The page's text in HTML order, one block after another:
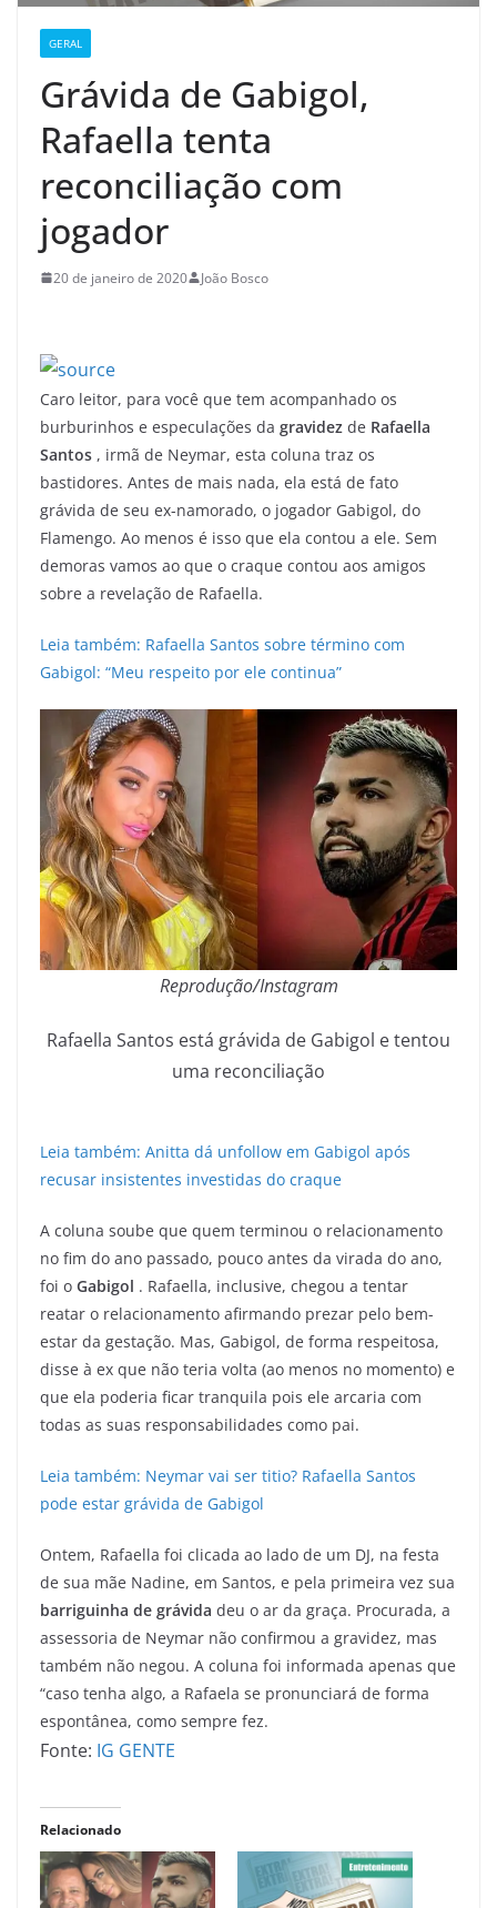
GERAL
Grávida de Gabigol,
Rafaella tenta
reconciliação com
jogador
20 de janeiro de 2020 João Bosco
Caro leitor, para você que tem acompanhado os
burburinhos e especulações da gravidez de Rafaella
Santos , irmã de Neymar, esta coluna traz os
bastidores. Antes de mais nada, ela está de fato
grávida de seu ex-namorado, o jogador Gabigol, do
Flamengo. Ao menos é isso que ela contou a ele. Sem
demoras vamos ao que o craque contou aos amigos
sobre a revelação de Rafaella.
Leia também: Rafaella Santos sobre término com
Gabigol: “Meu respeito por ele continua”
Reprodução/Instagram
Rafaella Santos está grávida de Gabigol e tentou
uma reconciliação
Leia também: Anitta dá unfollow em Gabigol após
recusar insistentes investidas do craque
A coluna soube que quem terminou o relacionamento
no fim do ano passado, pouco antes da virada do ano,
foi o Gabigol . Rafaella, inclusive, chegou a tentar
reatar o relacionamento afirmando prezar pelo bem-
estar da gestação. Mas, Gabigol, de forma respeitosa,
disse à ex que não teria volta (ao menos no momento) e
que ela poderia ficar tranquila pois ele arcaria com
todas as suas responsabilidades como pai.
Leia também: Neymar vai ser titio? Rafaella Santos
pode estar grávida de Gabigol
Ontem, Rafaella foi clicada ao lado de um DJ, na festa
de sua mãe Nadine, em Santos, e pela primeira vez sua
barriguinha de grávida deu o ar da graça. Procurada, a
assessoria de Neymar não confirmou a gravidez, mas
também não negou. A coluna foi informada apenas que
“caso tenha algo, a Rafaela se pronunciará de forma
espontânea, como sempre fez.
Fonte: IG GENTE
Relacionado